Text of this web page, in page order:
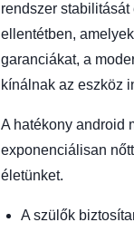
rendszer
ellentétben,
garanciákat, a
kínálnak az eszköz
A hatékony android
exponenciálisan
életünket.
A szülők